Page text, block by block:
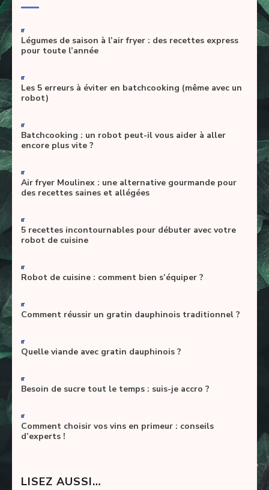
-
Légumes de saison à l’air fryer : des recettes express
pour toute l’année
-
Les 5 erreurs à éviter en batchcooking (même avec un
robot)
-
Batchcooking : un robot peut-il vous aider à aller
encore plus vite ?
-
Air fryer Moulinex : une alternative gourmande pour
des recettes saines et allégées
-
5 recettes incontournables pour débuter avec votre
robot de cuisine
-
Robot de cuisine : comment bien s’équiper ?
-
Comment réussir un gratin dauphinois traditionnel ?
-
Quelle viande avec gratin dauphinois ?
-
Besoin de sucre tout le temps : suis-je accro ?
-
Comment choisir vos vins en primeur : conseils
d’experts !
LISEZ AUSSI…